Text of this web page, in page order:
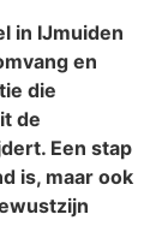
in IJmuiden
en
die
de
Een stap
is, maar ook